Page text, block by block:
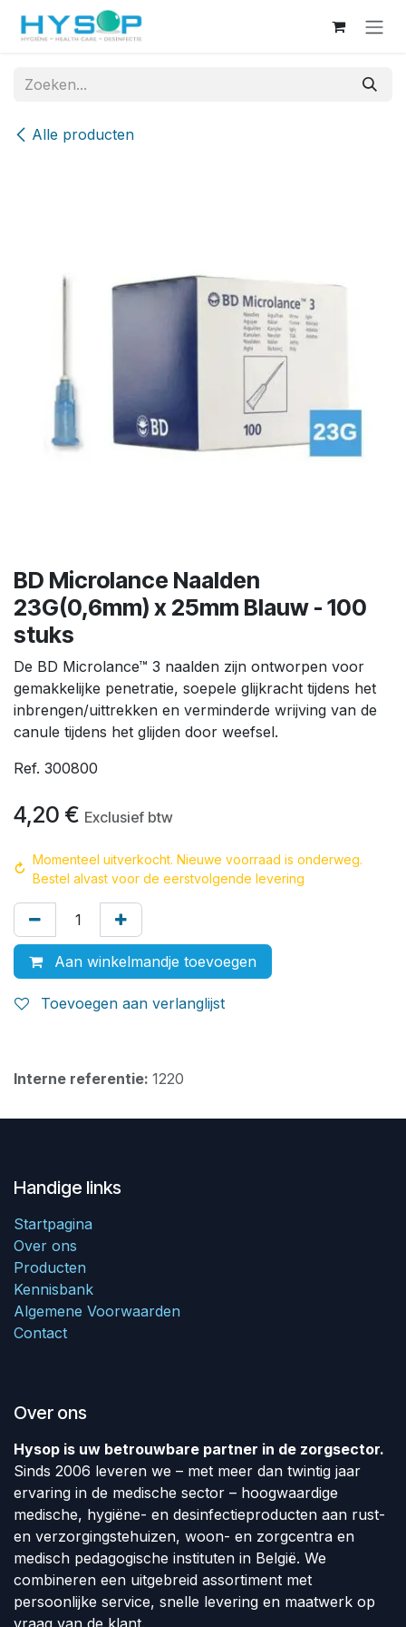
Overslaan naar inhoud
Alle producten
BD Microlance Naalden
23G(0,6mm) x 25mm Blauw - 100
stuks
De BD Microlance™ 3 naalden zijn ontworpen voor
gemakkelijke penetratie, soepele glijkracht tijdens het
inbrengen/uittrekken en verminderde wrijving van de
canule tijdens het glijden door weefsel.
Ref. 300800
4,20 € Exclusief btw
↻
Momenteel uitverkocht. Nieuwe voorraad is onderweg.
Bestel alvast voor de eerstvolgende levering
Aan winkelmandje toevoegen
Toevoegen aan verlanglijst
Interne referentie: 1220
Handige links
Startpagina
Over ons
Producten
Kennisbank
Algemene Voorwaarden
Contact
Over ons
Hysop is uw betrouwbare partner in de zorgsector.
Sinds 2006 leveren we – met meer dan twintig jaar
ervaring in de medische sector – hoogwaardige
medische, hygiëne- en desinfectieproducten aan rust-
en verzorgingstehuizen, woon- en zorgcentra en
medisch pedagogische instituten in België. We
combineren een uitgebreid assortiment met
persoonlijke service, snelle levering en maatwerk op
vraag van de klant.